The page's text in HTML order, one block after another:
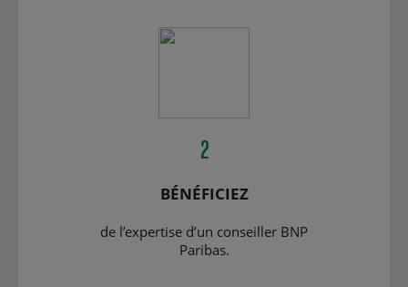
2
BÉNÉFICIEZ
de l’expertise d’un conseiller BNP
Paribas.